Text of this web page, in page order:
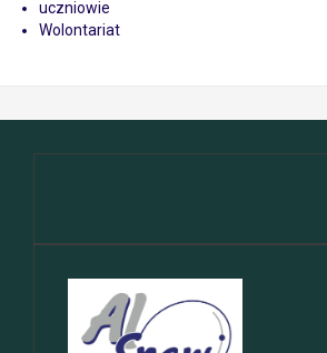
uczniowie
Wolontariat